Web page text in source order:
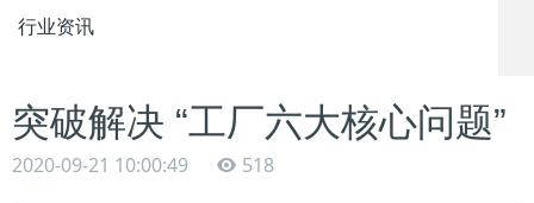
行业资讯
突破解决 “工厂六大核心问题”
2020-09-21 10:00:49 518